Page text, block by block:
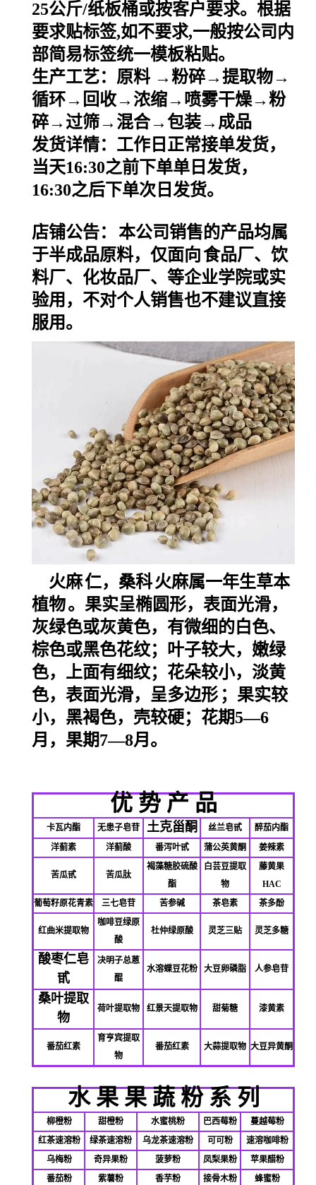
25公斤/纸板桶或按客户要求。根据
要求贴标签,如不要求,一般按公司内
部简易标签统一模板粘贴。
生产工艺：原料 →粉碎→提取物→
循环→回收→浓缩→喷雾干燥→粉
碎→过筛→混合→包装→成品
发货详情：工作日正常接单发货，
当天16:30之前下单单日发货，
16:30之后下单次日发货。
店铺公告：
本公司销售的产品均属
于半成品原料，仅面向食品厂、饮
料厂、化妆品厂、等企业学院或实
验用，不对个人销售也不建议直接
服用。
火麻仁， 桑科火麻属一年生草本
植物。果实呈椭圆形，表面光滑，
灰绿色或灰黄色，有微细的白色、
棕色或黑色花纹；叶子较大，嫩绿
色，上面有细纹；花朵较小，淡黄
色，表面光滑，呈多边形 ；果实较
小，黑褐色，壳较硬；花期5—6
月，果期7—8月。
优 势 产 品
卡瓦内酯 无患子皂苷 土克甾酮 丝兰皂甙
醉茄内酯
洋蓟素
洋蓟酸 番泻叶甙 蒲公英黄酮 姜辣素
苦瓜甙 苦瓜肽
褐藻糖胶硫酸
酯
白芸豆提取
物
藤黄果
HAC
葡萄籽原花青素
三七皂苷 苦参碱 茶皂素 茶多酚
红曲米提取物
咖啡豆绿原
酸
杜仲绿原酸 灵芝三贴 灵芝多糖
酸枣仁皂
甙
决明子总蒽
醌
水溶蝶豆花粉 大豆卵磷脂 人参皂苷
桑叶提取
物
荷叶提取物 红景天提取物 甜菊糖 漆黄素
番茄红素
育亨宾提取
物
番茄红素 大蒜提取物 大豆异黄酮
水果果蔬粉系列
柳橙粉 甜橙粉 水蜜桃粉 巴西莓粉
蔓越莓粉
红茶速溶粉
绿茶速溶粉 乌龙茶速溶粉 可可粉
速溶咖啡粉
乌梅粉
奇异果粉 菠萝粉 凤梨果粉
苹果醋粉
番茄粉
紫薯粉 香芋粉 接骨木粉
蜂蜜粉